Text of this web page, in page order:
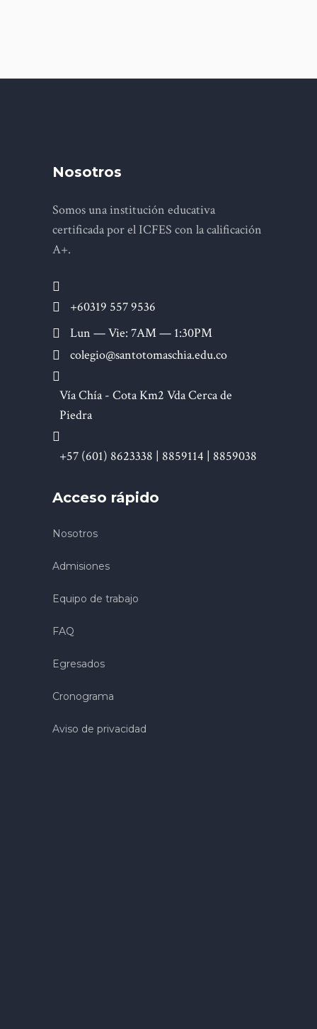
Nosotros
Somos una institución educativa
certificada por el ICFES con la calificación
A+.
+60319 557 9536
Lun — Vie: 7AM — 1:30PM
colegio@santotomaschia.edu.co
Vía Chía - Cota Km2 Vda Cerca de
Piedra
+57 (601) 8623338 | 8859114 | 8859038
Acceso rápido
Nosotros
Admisiones
Equipo de trabajo
FAQ
Egresados
Cronograma
Aviso de privacidad